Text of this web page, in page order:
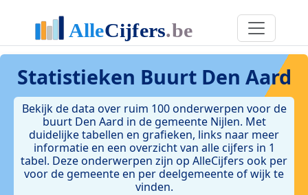
Statistieken Buurt Den Aard
Bekijk de data over ruim 100 onderwerpen voor de
buurt Den Aard in de gemeente Nijlen. Met
duidelijke tabellen en grafieken, links naar meer
informatie en een overzicht van alle cijfers in 1
tabel. Deze onderwerpen zijn op AlleCijfers ook per
voor de gemeente en per deelgemeente of wijk te
vinden.